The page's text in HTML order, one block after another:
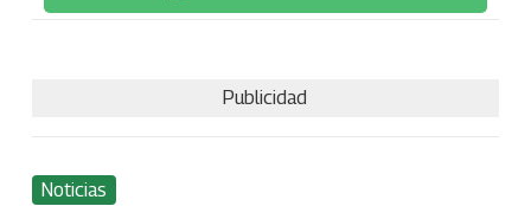
Publicidad
Noticias